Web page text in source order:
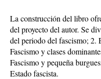
La construcción del libro
del proyecto del autor. Se
del periodo del fascismo; 2.
Fascismo y clases
Fascismo y pequeña
Estado fascista.